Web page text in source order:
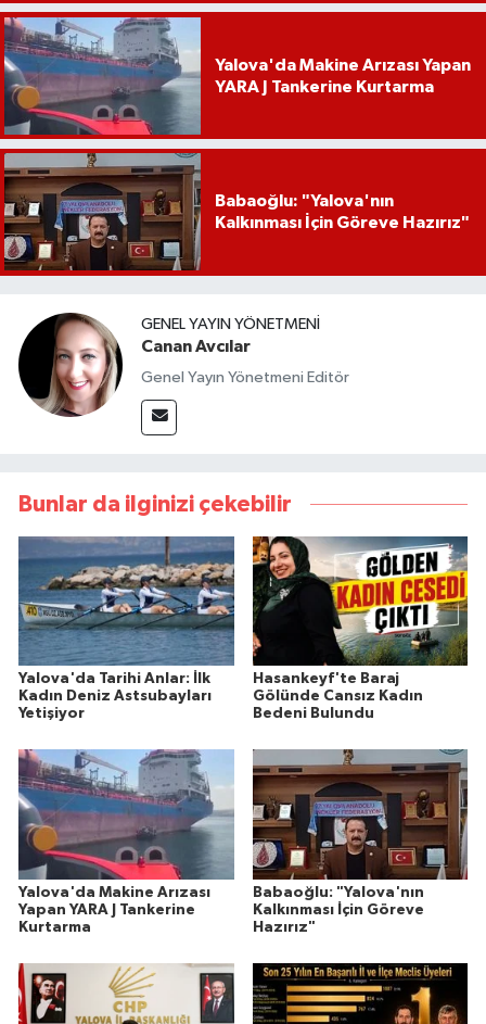
Yalova'da Makine Arızası Yapan
YARA J Tankerine Kurtarma
Babaoğlu: "Yalova'nın
Kalkınması İçin Göreve Hazırız"
GENEL YAYIN YÖNETMENI
Canan Avcılar
Genel Yayın Yönetmeni Editör
Bunlar da ilginizi çekebilir
Yalova'da Tarihi Anlar: İlk
Kadın Deniz Astsubayları
Yetişiyor
Hasankeyf'te Baraj
Gölünde Cansız Kadın
Bedeni Bulundu
Yalova'da Makine Arızası
Yapan YARA J Tankerine
Kurtarma
Babaoğlu: "Yalova'nın
Kalkınması İçin Göreve
Hazırız"